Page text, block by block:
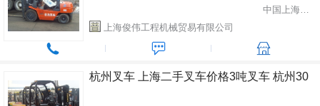
中国上海市闵行区
上海俊伟工程机械贸易有限公司
杭州叉车 上海二手叉车价格3吨叉车 杭州30